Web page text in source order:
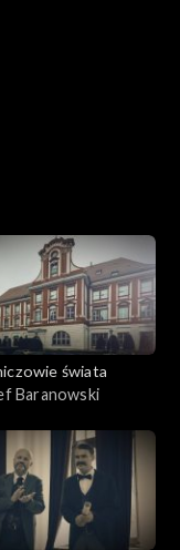
współcześnie
świata
Baranowski